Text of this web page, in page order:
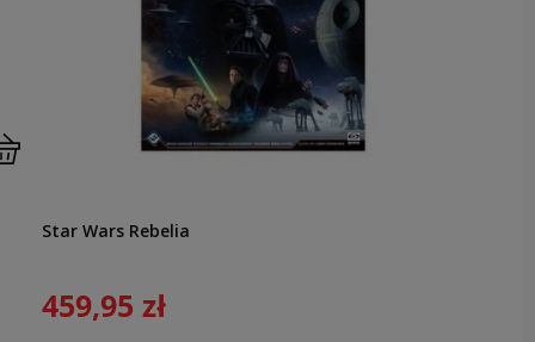
Star Wars Rebelia
459,95 zł